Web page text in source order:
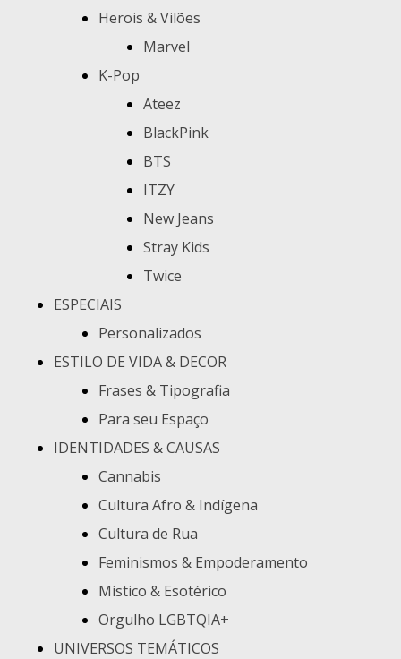
Herois & Vilões
Marvel
K-Pop
Ateez
BlackPink
BTS
ITZY
New Jeans
Stray Kids
Twice
ESPECIAIS
Personalizados
ESTILO DE VIDA & DECOR
Frases & Tipografia
Para seu Espaço
IDENTIDADES & CAUSAS
Cannabis
Cultura Afro & Indígena
Cultura de Rua
Feminismos & Empoderamento
Místico & Esotérico
Orgulho LGBTQIA+
UNIVERSOS TEMÁTICOS